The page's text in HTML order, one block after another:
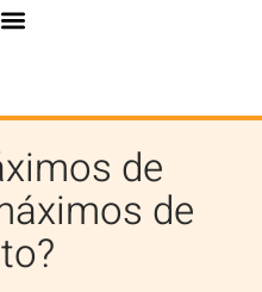
de
de